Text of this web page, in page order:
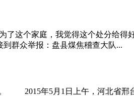
这个家庭，我觉得这个处分给得
群众举报：盘县煤焦稽查大队...
2015年5月1日上午，河北省邢